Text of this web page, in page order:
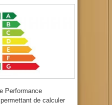
Performance
de calculer